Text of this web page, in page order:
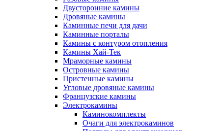
Двусторонние камины
Дровяные камины
Каминные печи для дачи
Каминные порталы
Камины с контуром отопления
Камины Хай-Тек
Мраморные камины
Островные камины
Пристенные камины
Угловые дровяные камины
Французские камины
Электрокамины
Каминокомплекты
Очаги для электрокаминов